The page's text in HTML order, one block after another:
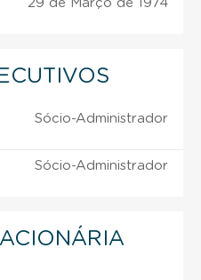
29 de Março de 1974
Sócio-Administrador
Sócio-Administrador